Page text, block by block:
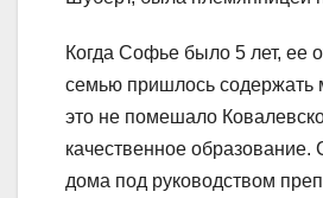
Когда Софье было 5 лет, ее
семью пришлось содержать
это не помешало
качественное образование.
дома под руководством